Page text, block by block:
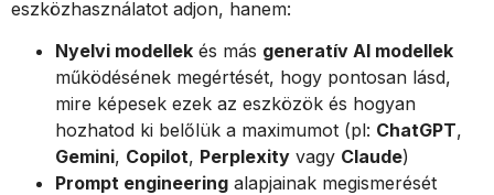
eszközhasználatot adjon, hanem:
Nyelvi modellek és más generatív AI modellek
működésének megértését, hogy pontosan lásd,
mire képesek ezek az eszközök és hogyan
hozhatod ki belőlük a maximumot (pl: ChatGPT,
Gemini, Copilot, Perplexity vagy Claude)
Prompt engineering alapjainak megismerését